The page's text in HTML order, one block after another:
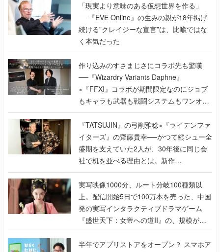
「現実より意味のある仮想世界を作る」
──『EVE Online』の生みの親が18年掲げ
続ける”クレイジーな宣言”は、比喩ではな
く本気だった
作り込みのすさまじさにコラボ先も驚嘆
──『Wizardry Variants Daphne』
×『FFXI』コラボが期間限定なのにジョブ
もキャラも武器も戦闘システムもワンオフ
で作り込まれた理由を両ディレクターに聞
く
『TATSUJIN』の弓削雅稔×『ライデンファ
イターズ』の齋藤貴幸──かつて縦シュー全
盛期を支えていた2人が、30年後に同じ会
社で机を並べる理由とは。新作
『TATSUJIN EXTREME』で初タッグを組
んだレジェンド2人に訊く開発秘話
実写映像1000分、ルート分岐100種類以
上。配信開始5日で100万本を売った、中国
発の実写インタラクティブドラマゲーム
『盛世天下：女帝への道II』の、規模が違
うこだわりをプロデューサーに聞いた
半年でアプリストアをオープン？ スマホア